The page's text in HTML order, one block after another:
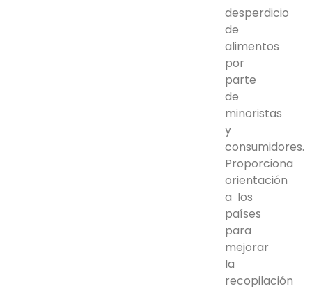
desperdicio
de
alimentos
por
parte
de
minoristas
y
consumidores.
Proporciona
orientación
a los
países
para
mejorar
la
recopilación